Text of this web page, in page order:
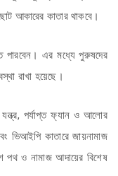
আকারের কাতার থাকবে।
এর মধ্যে পুরুষদের
রাখা হয়েছে।
যন্ত্র, পর্যাপ্ত ফ্যান ও আলোর
ভিআইপি কাতারে জায়নামাজ
পথ ও নামাজ আদায়ের বিশেষ